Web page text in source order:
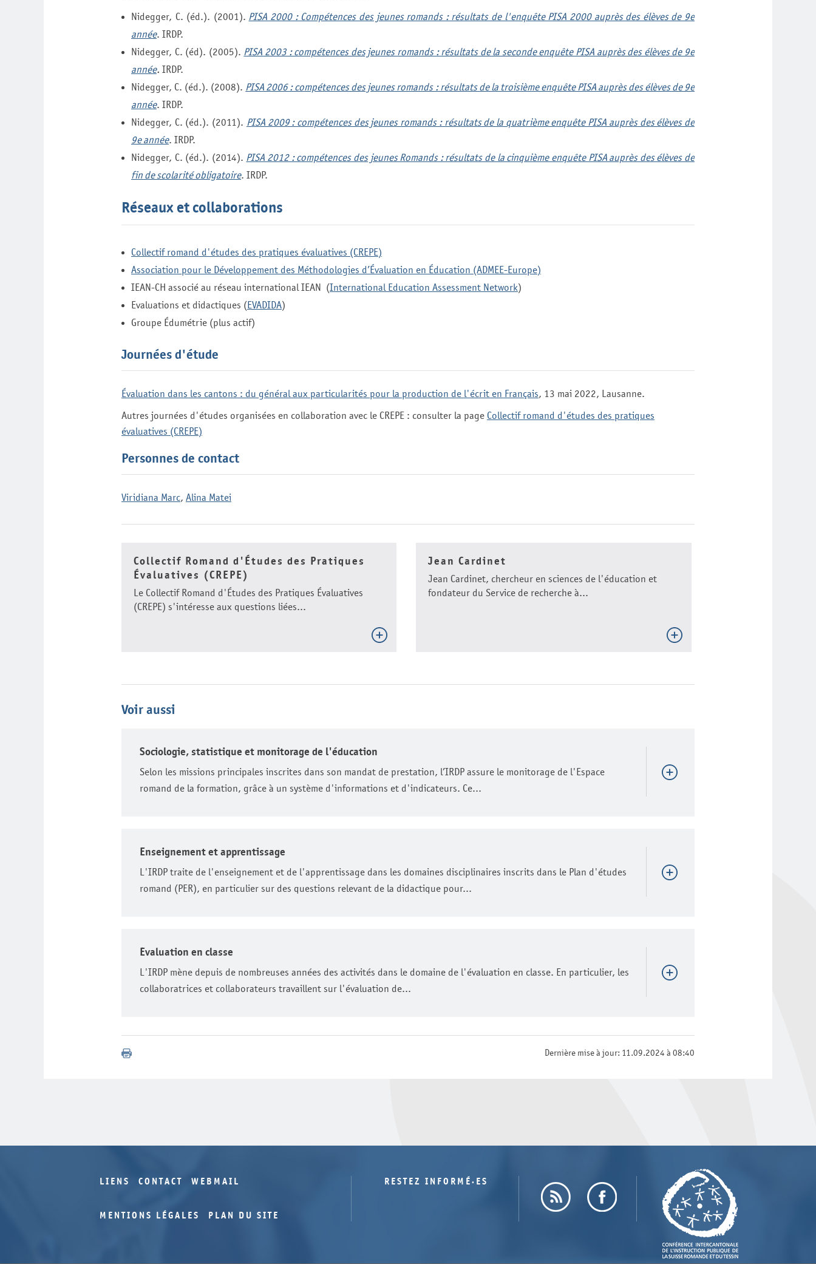
Nidegger, C. (éd.). (2001). PISA 2000 : Compétences des jeunes romands : résultats de l'enquête PISA 2000 auprès des élèves de 9e
année. IRDP.
Nidegger, C. (éd). (2005). PISA 2003 : compétences des jeunes romands : résultats de la seconde enquête PISA auprès des élèves de 9e
année. IRDP.
Nidegger, C. (éd.). (2008). PISA 2006 : compétences des jeunes romands : résultats de la troisième enquête PISA auprès des élèves de 9e
année. IRDP.
Nidegger, C. (éd.). (2011). PISA 2009 : compétences des jeunes romands : résultats de la quatrième enquête PISA auprès des élèves de
9e année. IRDP.
Nidegger, C. (éd.). (2014). PISA 2012 : compétences des jeunes Romands : résultats de la cinquième enquête PISA auprès des élèves de
fin de scolarité obligatoire. IRDP.
Réseaux et collaborations
Collectif romand d'études des pratiques évaluatives (CREPE)
Association pour le Développement des Méthodologies d’Évaluation en Éducation (ADMEE-Europe)
IEAN-CH associé au réseau international IEAN (International Education Assessment Network)
Evaluations et didactiques (EVADIDA)
Groupe Édumétrie (plus actif)
Journées d'étude
Évaluation dans les cantons : du général aux particularités pour la production de l'écrit en Français, 13 mai 2022, Lausanne.
Autres journées d'études organisées en collaboration avec le CREPE : consulter la page Collectif romand d'études des pratiques
évaluatives (CREPE)
Personnes de contact
Viridiana Marc, Alina Matei
Collectif Romand d'Études des Pratiques
Évaluatives (CREPE)
Le Collectif Romand d'Études des Pratiques Évaluatives
(CREPE) s'intéresse aux questions liées...
Jean Cardinet
Jean Cardinet, chercheur en sciences de l'éducation et
fondateur du Service de recherche à...
Voir aussi
Sociologie, statistique et monitorage de l'éducation
Selon les missions principales inscrites dans son mandat de prestation, l’IRDP assure le monitorage de l'Espace
romand de la formation, grâce à un système d'informations et d'indicateurs. Ce...
Enseignement et apprentissage
L'IRDP traite de l'enseignement et de l'apprentissage dans les domaines disciplinaires inscrits dans le Plan d'études
romand (PER), en particulier sur des questions relevant de la didactique pour...
Évaluation en classe
L'IRDP mène depuis de nombreuses années des activités dans le domaine de l'évaluation en classe. En particulier, les
collaboratrices et collaborateurs travaillent sur l'évaluation de...
Dernière mise à jour: 11.09.2024 à 08:40
LIENS CONTACT WEBMAIL
MENTIONS LÉGALES PLAN DU SITE
RESTEZ INFORMÉ·ES